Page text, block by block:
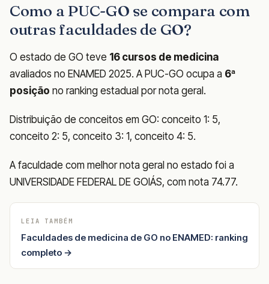
Como a PUC-GO se compara com
outras faculdades de GO?
O estado de GO teve 16 cursos de medicina
avaliados no ENAMED 2025. A PUC-GO ocupa a 6ª
posição no ranking estadual por nota geral.
Distribuição de conceitos em GO: conceito 1: 5,
conceito 2: 5, conceito 3: 1, conceito 4: 5.
A faculdade com melhor nota geral no estado foi a
UNIVERSIDADE FEDERAL DE GOIÁS, com nota 74.77.
LEIA TAMBÉM
Faculdades de medicina de GO no ENAMED: ranking
completo →